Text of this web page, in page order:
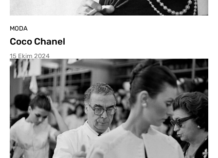
MODA
Coco Chanel
15 Ekim 2024